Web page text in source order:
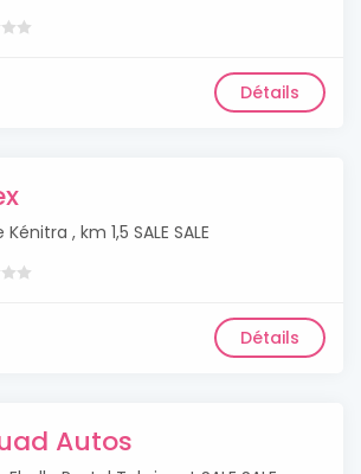
Détails
, km 1,5 SALE SALE
Détails
Autos